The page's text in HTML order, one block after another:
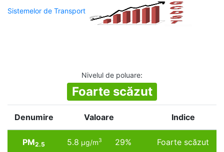
Sistemelor de Transport
Nivelul de poluare:
Foarte scăzut
Denumire Valoare Indice
PM2.5 5.8 µg/m3 29% Foarte scăzut